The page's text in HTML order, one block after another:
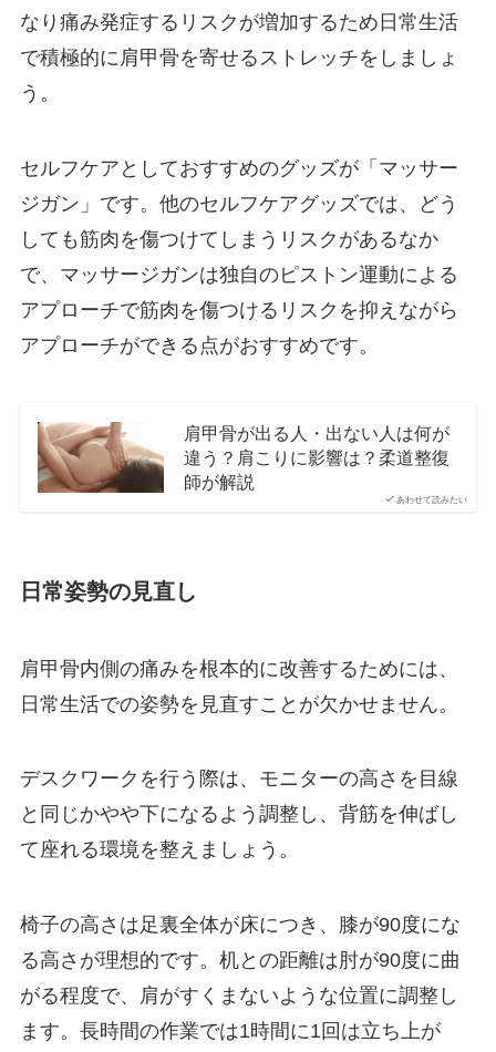
なり痛み発症するリスクが増加するため日常生活
で積極的に肩甲骨を寄せるストレッチをしましょ
う。
セルフケアとしておすすめのグッズが「マッサー
ジガン」です。他のセルフケアグッズでは、どう
しても筋肉を傷つけてしまうリスクがあるなか
で、マッサージガンは独自のピストン運動による
アプローチで筋肉を傷つけるリスクを抑えながら
アプローチができる点がおすすめです。
あわせて読みたい
肩甲骨が出る人・出ない人は何が
違う？肩こりに影響は？柔道整復
師が解説
日常姿勢の見直し
肩甲骨内側の痛みを根本的に改善するためには、
日常生活での姿勢を見直すことが欠かせません。
デスクワークを行う際は、モニターの高さを目線
と同じかやや下になるよう調整し、背筋を伸ばし
て座れる環境を整えましょう。
椅子の高さは足裏全体が床につき、膝が90度にな
る高さが理想的です。机との距離は肘が90度に曲
がる程度で、肩がすくまないような位置に調整し
ます。長時間の作業では1時間に1回は立ち上が